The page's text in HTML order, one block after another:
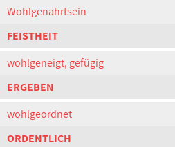
Wohlgenährtsein
FEISTHEIT
wohlgeneigt, gefügig
ERGEBEN
wohlgeordnet
ORDENTLICH